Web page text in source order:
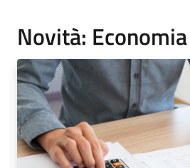
Novità: Economia